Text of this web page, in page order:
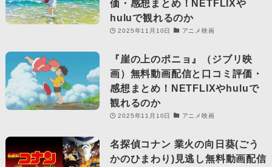
価・感想まとめ！NETFLIXや
huluで観れるのか
2025年11月10日 アニメ映画
『崖の上のポニョ』（ジブリ映
画）無料動画配信と口コミ評価・
感想まとめ！NETFLIXやhuluで
観れるのか
2025年11月10日 アニメ映画
名探偵コナン 業火の向日葵(ごう
かのひまわり)見逃し無料動画配信